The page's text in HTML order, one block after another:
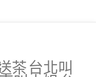
茶 台北叫